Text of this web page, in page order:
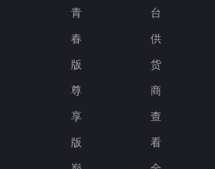
青
春
版
尊
享
版
台
供
货
商
查
看